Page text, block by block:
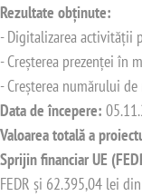
Rezultate obținute:
- Digitalizarea activității
- Creșterea prezenței în
- Creșterea numărului
Data de începere:
Valoarea totală a
Sprijin financiar UE
FEDR și 62.395,04 lei